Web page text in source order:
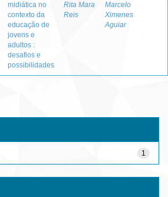
midiática no
contexto da
educação de
jovens e
adultos :
desafios e
possibilidades
Rita Mara
Reis
Marcelo
Ximenes
Aguiar
1